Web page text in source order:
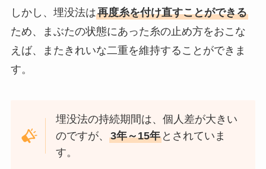
しかし、埋没法は再度糸を付け直すことができる
ため、まぶたの状態にあった糸の止め方をおこな
えば、またきれいな二重を維持することができま
す。
埋没法の持続期間は、個人差が大きい
のですが、3年～15年 とされていま
す。